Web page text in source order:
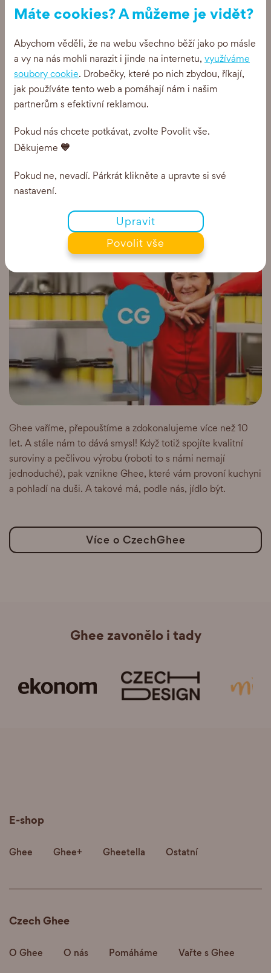
A více než 300 prodejen se zdravou výživou po celé
Ghee, možná znáte jako Ghíčko
Ghee vaříme, přepouštíme a zdokonalujeme více než 10
let. A stále nám to dává smysl! Když totiž spojíte kvalitní
suroviny a pečlivou výrobu (roboti to s námi nemají
jednoduché), pak vznikne Ghee, které vám provoní kuchyni
a pohladí na duši. A takové má, podle nás, jídlo být.
Více o CzechGhee
Ghee zavonělo i tady
Czech Ghee
O Ghee O nás Pomáháme
Vařte s Ghee
E-shop
Ghee Ghee+ Gheetella Ostatní
Máte cookies? A můžeme je vidět?
Abychom věděli, že na webu všechno běží jako po másle
a vy na nás mohli narazit i jinde na internetu, využíváme
soubory cookie. Drobečky, které po nich zbydou, říkají,
jak používáte tento web a pomáhají nám i našim
partnerům s efektivní reklamou.
Pokud nás chcete potkávat, zvolte Povolit vše.
Děkujeme 💙
Pokud ne, nevadí. Párkrát klikněte a upravte si své
nastavení.
Upravit
Povolit vše